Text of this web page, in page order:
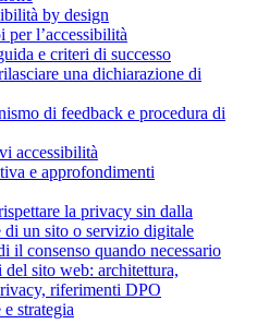
by design
per l’accessibilità
e criteri di successo
una dichiarazione di
di feedback e procedura di
accessibilità
e approfondimenti
la privacy sin dalla
di un sito o servizio digitale
il consenso quando necessario
del sito web: architettura,
riferimenti DPO
strategia